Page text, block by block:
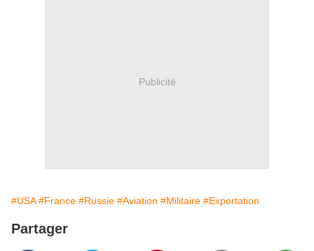
Publicité
#USA #France #Russie #Aviation #Militaire #Exportation
Partager